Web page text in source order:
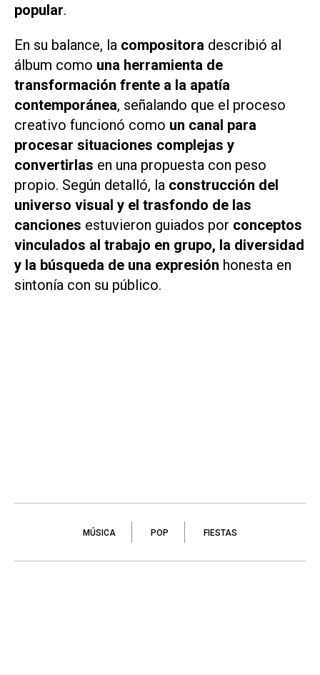
popular.
En su balance, la compositora describió al
álbum como una herramienta de
transformación frente a la apatía
contemporánea, señalando que el proceso
creativo funcionó como un canal para
procesar situaciones complejas y
convertirlas en una propuesta con peso
propio. Según detalló, la construcción del
universo visual y el trasfondo de las
canciones estuvieron guiados por conceptos
vinculados al trabajo en grupo, la diversidad
y la búsqueda de una expresión honesta en
sintonía con su público.
MÚSICA POP FIESTAS